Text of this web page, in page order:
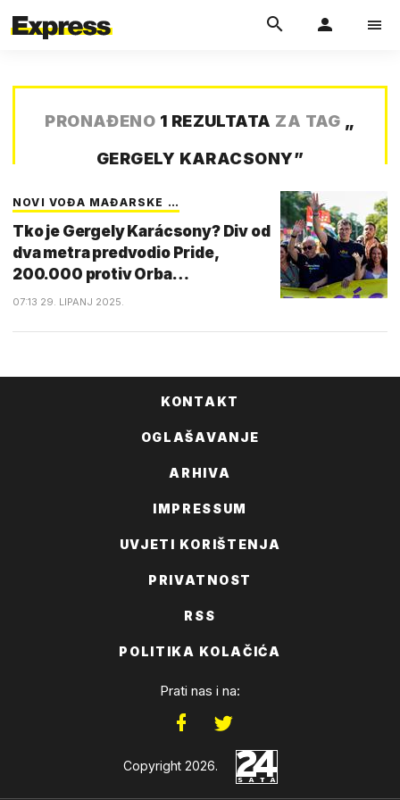
PRONAĐENO 1 REZULTATA ZA TAG „
GERGELY KARACSONY”
NOVI VOĐA MAĐARSKE …
Tko je Gergely Karácsony? Div od
dva metra predvodio Pride,
200.000 protiv Orba…
07:13 29. LIPANJ 2025.
KONTAKT
OGLAŠAVANJE
ARHIVA
IMPRESSUM
UVJETI KORIŠTENJA
PRIVATNOST
RSS
POLITIKA KOLAČIĆA
Prati nas i na:
Copyright 2026.